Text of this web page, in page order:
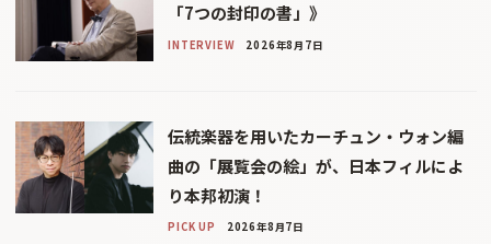
「7つの封印の書」》
INTERVIEW 2026年8月7日
伝統楽器を用いたカーチュン・ウォン編
曲の「展覧会の絵」が、日本フィルによ
り本邦初演！
PICK UP 2026年8月7日